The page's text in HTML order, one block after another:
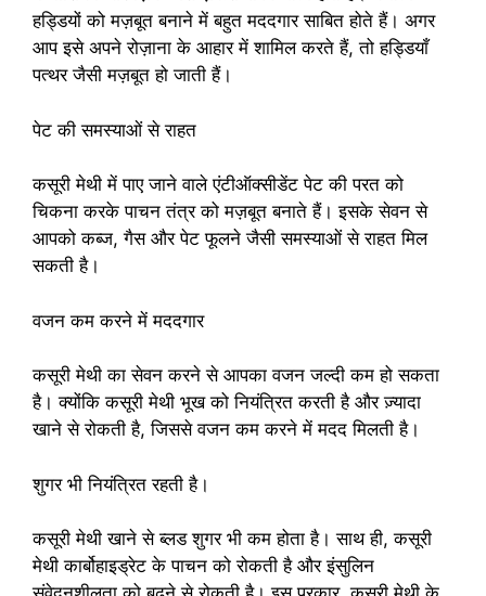
हड्डियों को मज़बूत बनाने में बहुत मददगार साबित होते हैं। अगर
आप इसे अपने रोज़ाना के आहार में शामिल करते हैं, तो हड्डियाँ
पत्थर जैसी मज़बूत हो जाती हैं।
पेट की समस्याओं से राहत
कसूरी मेथी में पाए जाने वाले एंटीऑक्सीडेंट पेट की परत को
चिकना करके पाचन तंत्र को मज़बूत बनाते हैं। इसके सेवन से
आपको कब्ज, गैस और पेट फूलने जैसी समस्याओं से राहत मिल
सकती है।
वजन कम करने में मददगार
कसूरी मेथी का सेवन करने से आपका वजन जल्दी कम हो सकता
है। क्योंकि कसूरी मेथी भूख को नियंत्रित करती है और ज़्यादा
खाने से रोकती है, जिससे वजन कम करने में मदद मिलती है।
शुगर भी नियंत्रित रहती है।
कसूरी मेथी खाने से ब्लड शुगर भी कम होता है। साथ ही, कसूरी
मेथी कार्बोहाइड्रेट के पाचन को रोकती है और इंसुलिन